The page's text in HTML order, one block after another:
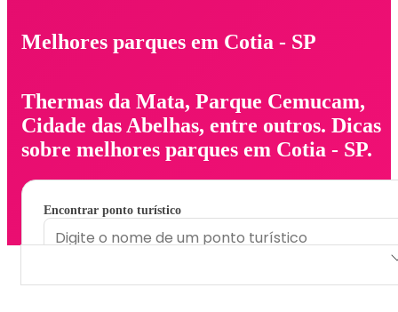
Melhores parques em Cotia - SP
Thermas da Mata, Parque Cemucam,
Cidade das Abelhas, entre outros. Dicas
sobre melhores parques em Cotia - SP.
Encontrar ponto turístico